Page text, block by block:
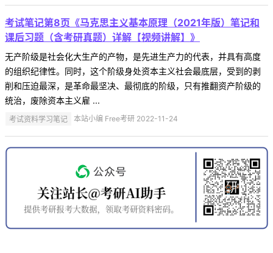
考试笔记第8页《马克思主义基本原理（2021年版）笔记和
课后习题（含考研真题）详解【视频讲解】》
无产阶级是社会化大生产的产物，是先进生产力的代表，并具有高度
的组织纪律性。同时，这个阶级身处资本主义社会最底层，受到的剥
削和压迫最深，是革命最坚决、最彻底的阶级，只有推翻资产阶级的
统治，废除资本主义雇 ...
考试资料学习笔记 本站小编 Free考研 2022-11-24